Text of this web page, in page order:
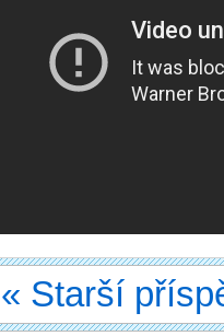
« Starší